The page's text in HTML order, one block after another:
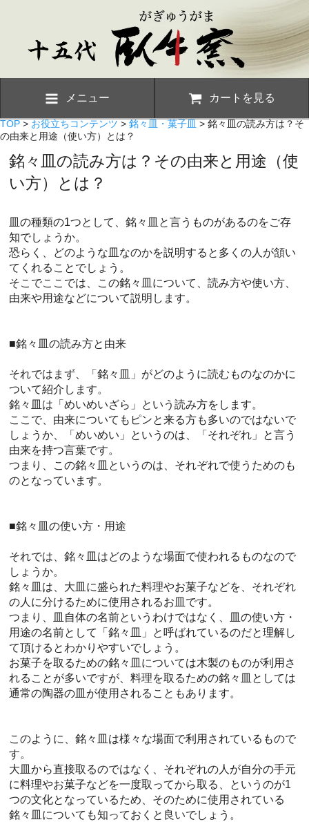
メニュー カートを見る
TOP > お役立ちコンテンツ > 銘々皿・菓子皿 > 銘々皿の読み方は？そ
の由来と用途（使い方）とは？
銘々皿の読み方は？その由来と用途（使
い方）とは？
皿の種類の1つとして、銘々皿と言うものがあるのをご存
知でしょうか。
恐らく、どのような皿なのかを説明すると多くの人が頷い
てくれることでしょう。
そこでここでは、この銘々皿について、読み方や使い方、
由来や用途などについて説明します。
■銘々皿の読み方と由来
それではまず、「銘々皿」がどのように読むものなのかに
ついて紹介します。
銘々皿は「めいめいざら」という読み方をします。
ここで、由来についてもピンと来る方も多いのではないで
しょうか、「めいめい」というのは、「それぞれ」と言う
由来を持つ言葉です。
つまり、この銘々皿というのは、それぞれで使うためのも
のとなっています。
■銘々皿の使い方・用途
それでは、銘々皿はどのような場面で使われるものなので
しょうか。
銘々皿は、大皿に盛られた料理やお菓子などを、それぞれ
の人に分けるために使用されるお皿です。
つまり、皿自体の名前というわけではなく、皿の使い方・
用途の名前として「銘々皿」と呼ばれているのだと理解し
て頂けるとわかりやすいでしょう。
お菓子を取るための銘々皿については木製のものが利用さ
れることが多いですが、料理を取るための銘々皿としては
通常の陶器の皿が使用されることもあります。
このように、銘々皿は様々な場面で利用されているもので
す。
大皿から直接取るのではなく、それぞれの人が自分の手元
に料理やお菓子などを一度取ってから取る、というのが1
つの文化となっているため、そのために使用されている
銘々皿についても知っておくと良いでしょう。